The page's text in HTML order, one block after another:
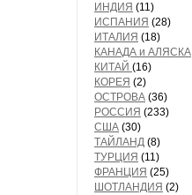
ИНДИЯ (11)
ИСПАНИЯ (28)
ИТАЛИЯ (18)
КАНАДА и АЛЯСКА
КИТАЙ (16)
КОРЕЯ (2)
ОСТРОВА (36)
РОССИЯ (233)
США (30)
ТАЙЛАНД (8)
ТУРЦИЯ (11)
ФРАНЦИЯ (25)
ШОТЛАНДИЯ (2)